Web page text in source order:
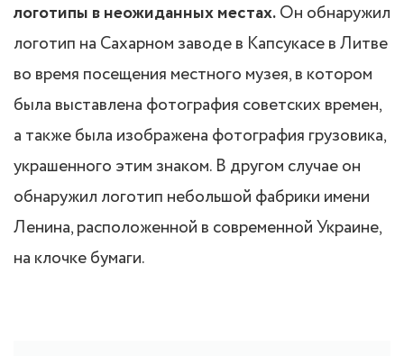
логотипы в неожиданных местах.Он обнаружил
логотип на Сахарном заводе в Капсукасе в Литве
во время посещения местного музея, в котором
была выставлена фотография советских времен,
а также была изображена фотография грузовика,
украшенного этим знаком. В другом случае он
обнаружил логотип небольшой фабрики имени
Ленина, расположенной в современной Украине,
на клочке бумаги.